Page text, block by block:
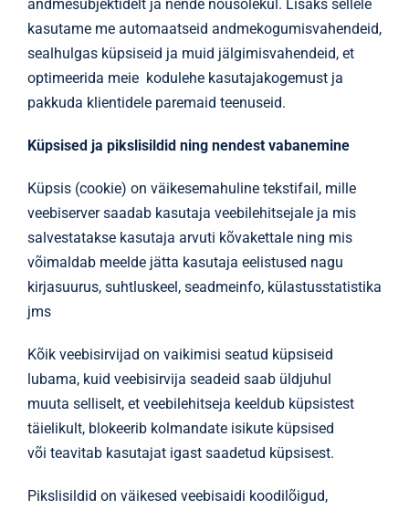
andmesubjektidelt ja nende nõusolekul. Lisaks sellele
kasutame me automaatseid andmekogumisvahendeid,
sealhulgas küpsiseid ja muid jälgimisvahendeid, et
optimeerida meie kodulehe kasutajakogemust ja
pakkuda klientidele paremaid teenuseid.
Küpsised ja pikslisildid ning nendest vabanemine
Küpsis (cookie) on väikesemahuline tekstifail, mille
veebiserver saadab kasutaja veebilehitsejale ja mis
salvestatakse kasutaja arvuti kõvakettale ning mis
võimaldab meelde jätta kasutaja eelistused nagu
kirjasuurus, suhtluskeel, seadmeinfo, külastusstatistika
jms
Kõik veebisirvijad on vaikimisi seatud küpsiseid
lubama, kuid veebisirvija seadeid saab üldjuhul
muuta selliselt, et veebilehitseja keeldub küpsistest
täielikult, blokeerib kolmandate isikute küpsised
või teavitab kasutajat igast saadetud küpsisest.
Pikslisildid on väikesed veebisaidi koodilõigud,